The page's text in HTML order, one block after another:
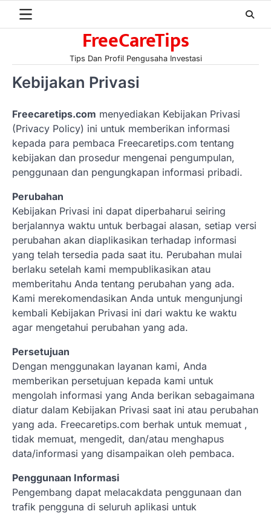
FreeCareTips
Tips Dan Profil Pengusaha Investasi
Kebijakan Privasi
Freecaretips.com menyediakan Kebijakan Privasi
(Privacy Policy) ini untuk memberikan informasi
kepada para pembaca Freecaretips.com tentang
kebijakan dan prosedur mengenai pengumpulan,
penggunaan dan pengungkapan informasi pribadi.
Perubahan
Kebijakan Privasi ini dapat diperbaharui seiring
berjalannya waktu untuk berbagai alasan, setiap versi
perubahan akan diaplikasikan terhadap informasi
yang telah tersedia pada saat itu. Perubahan mulai
berlaku setelah kami mempublikasikan atau
memberitahu Anda tentang perubahan yang ada.
Kami merekomendasikan Anda untuk mengunjungi
kembali Kebijakan Privasi ini dari waktu ke waktu
agar mengetahui perubahan yang ada.
Persetujuan
Dengan menggunakan layanan kami, Anda
memberikan persetujuan kepada kami untuk
mengolah informasi yang Anda berikan sebagaimana
diatur dalam Kebijakan Privasi saat ini atau perubahan
yang ada. Freecaretips.com berhak untuk memuat ,
tidak memuat, mengedit, dan/atau menghapus
data/informasi yang disampaikan oleh pembaca.
Penggunaan Informasi
Pengembang dapat melacakdata penggunaan dan
trafik pengguna di seluruh aplikasi untuk